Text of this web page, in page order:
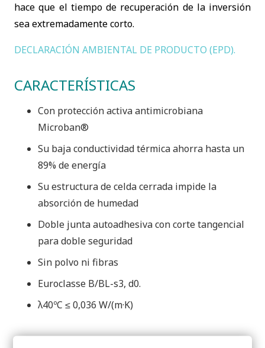
hace que el tiempo de recuperación de la inversión
sea extremadamente corto.
DECLARACIÓN AMBIENTAL DE PRODUCTO (EPD).
CARACTERÍSTICAS
Con protección activa antimicrobiana
Microban®
Su baja conductividad térmica ahorra hasta un
89% de energía
Su estructura de celda cerrada impide la
absorción de humedad
Doble junta autoadhesiva con corte tangencial
para doble seguridad
Sin polvo ni fibras
Euroclasse B/BL-s3, d0.
λ40ºC ≤ 0,036 W/(m·K)